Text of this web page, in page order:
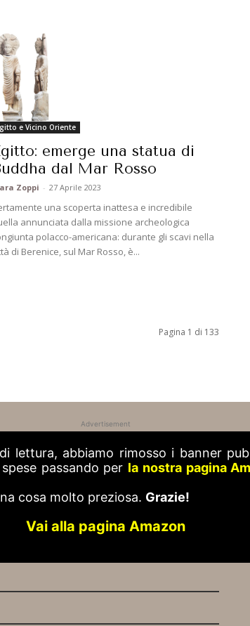
e Vicino Oriente
emerge una statua di
dal Mar Rosso
Zoppi - 27 Aprile 2023
una scoperta inattesa e incredibile
annunciata dalla missione archeologica
polacco-americana: durante gli scavi nella
di Berenice, sul Mar Rosso, è...
Pagina 1 di 133
Advertisement
lettura, abbiamo rimosso i banner
passando per la nostra pagina
cosa molto preziosa. Grazie!
Vai alla pagina Amazon